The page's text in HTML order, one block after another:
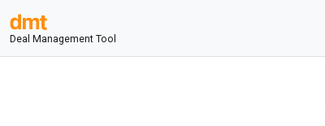
Deal Management Tool